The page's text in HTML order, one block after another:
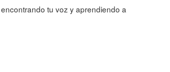
tu voz y aprendiendo a